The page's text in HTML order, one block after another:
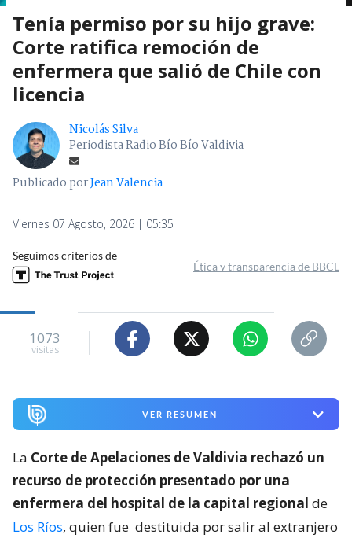
Tenía permiso por su hijo grave:
Corte ratifica remoción de
enfermera que salió de Chile con
licencia
Nicolás Silva
Periodista Radio Bío Bío Valdivia
Publicado porJean Valencia
Viernes 07 Agosto, 2026 | 05:35
Seguimos criterios de
Ética y transparencia de BBCL
1073
visitas
VER RESUMEN
La Corte de Apelaciones de Valdivia rechazó un
recurso de protección presentado por una
enfermera del hospital de la capital regional de
Los Ríos, quien fue destituida por salir al extranjero